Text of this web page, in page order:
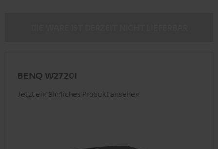
BENQ W2720I
Jetzt ein ähnliches Produkt ansehen